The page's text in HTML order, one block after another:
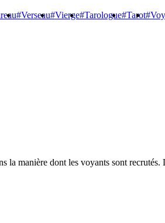
#Verseau#Vierge#Tarologue#Tarot
la manière dont les voyants sont